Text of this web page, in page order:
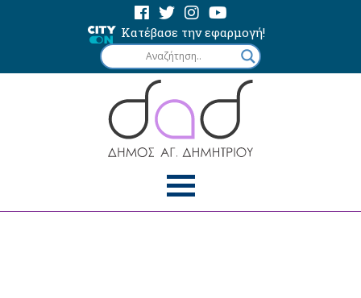
Κατέβασε την εφαρμογή!